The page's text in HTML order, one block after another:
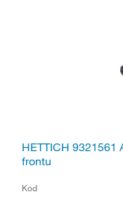
HETTICH 9321561
frontu
Kod